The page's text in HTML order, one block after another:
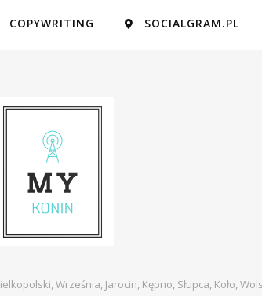
COPYWRITING SOCIALGRAM.PL
Września, Jarocin, Kępno, Słupca, Koło,